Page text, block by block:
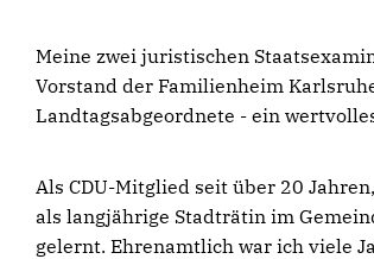
Meine zwei juristischen
Vorstand der Familienheim
Landtagsabgeordnete - ein
Als CDU-Mitglied seit über 20
als langjährige Stadträtin im
gelernt. Ehrenamtlich war ich viele